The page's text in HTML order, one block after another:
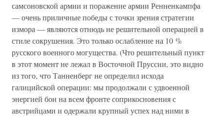
самсоновской армии и поражение армии Ренненкампфа
— очень приличные победы с точки зрения стратегии
измора — являются отнюдь не решительной операцией в
стиле сокрушения. Это только ослабление на 10 %
русского военного могущества. (Что решительный пункт
в этот момент не лежал в Восточной Пруссии, это видно
из того, что Танненберг не определил исхода
галицийской операции: мы продолжали с удвоенной
энергией бои на всем фронте соприкосновения с
австрийцами и одержали крупный успех над ними в